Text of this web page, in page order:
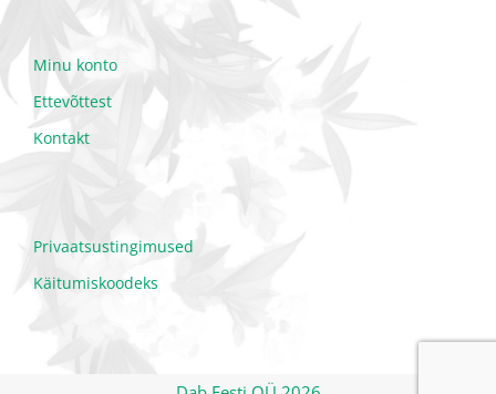
Minu konto
Ettevõttest
Privaatsustingimused